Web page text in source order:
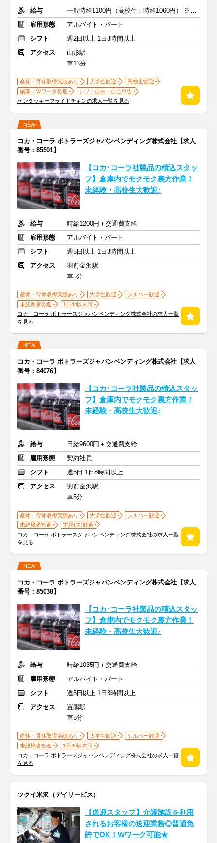
給与
一般時給1100円（高校生：時給1060円） ※土日時給＋50円
雇用形態
アルバイト・パート
シフト
週2日以上 1日3時間以上
アクセス
山形駅
車13分
産休・育休取得実績あり 大学生歓迎
高校生歓迎
副業・Ｗワーク歓迎
シフト自由・自己申告
ケンタッキーフライドチキンの求人一覧を見る
NEW
コカ・コーラ ボトラーズジャパンベンディング株式会社【求人
番号：85501】
【コカ･コーラ社製品の積込スタッ
フ】倉庫内でモクモク裏方作業！
未経験・高校生大歓迎♪
給与
時給1200円＋交通費支給
雇用形態
アルバイト・パート
シフト
週5日以上 1日3時間以上
アクセス
羽前金沢駅
車5分
産休・育休取得実績あり 大学生歓迎
シルバー歓迎
未経験者歓迎
1日4h以内可
コカ・コーラ ボトラーズジャパンベンディング株式会社の求人一覧
を見る
NEW
コカ・コーラ ボトラーズジャパンベンディング株式会社【求人
番号：84076】
【コカ･コーラ社製品の積込スタッ
フ】倉庫内でモクモク裏方作業！
未経験・高校生大歓迎♪
給与
日給9600円＋交通費支給
雇用形態
契約社員
シフト
週5日 1日8時間以上
アクセス
羽前金沢駅
車5分
産休・育休取得実績あり 大学生歓迎
シルバー歓迎
未経験者歓迎
主婦(夫)歓迎
コカ・コーラ ボトラーズジャパンベンディング株式会社の求人一覧
を見る
NEW
コカ・コーラ ボトラーズジャパンベンディング株式会社【求人
番号：85038】
【コカ･コーラ社製品の積込スタッ
フ】倉庫内でモクモク裏方作業！
未経験・高校生大歓迎♪
給与
時給1035円＋交通費支給
雇用形態
アルバイト・パート
シフト
週5日以上 1日3時間以上
アクセス
置賜駅
車5分
産休・育休取得実績あり 大学生歓迎
シルバー歓迎
未経験者歓迎
1日4h以内可
コカ・コーラ ボトラーズジャパンベンディング株式会社の求人一覧
を見る
ツクイ米沢（デイサービス）
【送迎スタッフ】介護施設を利用
されるお客様の送迎業務◎普通免
許でOK！Wワーク可能★